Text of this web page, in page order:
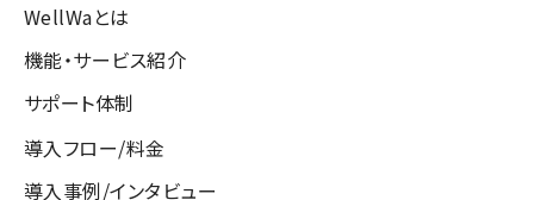
WellWaとは
機能・サービス紹介
サポート体制
導入フロー/料金
導入事例/インタビュー